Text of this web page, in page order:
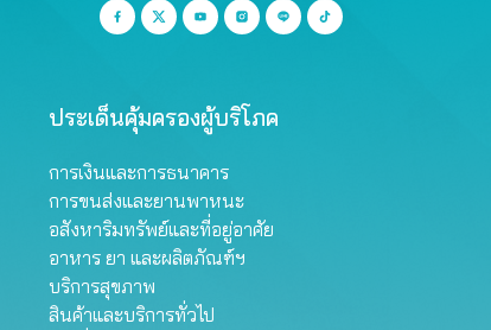
ประเด็นคุ้มครองผู้บริโภค
การเงินและการธนาคาร
การขนส่งและยานพาหนะ
อสังหาริมทรัพย์และที่อยู่อาศัย
อาหาร ยา และผลิตภัณฑ์ฯ
บริการสุขภาพ
สินค้าและบริการทั่วไป